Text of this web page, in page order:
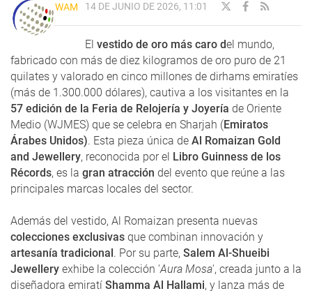
WAM 14 DE JUNIO DE 2026, 11:01
El vestido de oro más caro del mundo,
fabricado con más de diez kilogramos de oro puro de 21
quilates y valorado en cinco millones de dirhams emiratíes
(más de 1.300.000 dólares), cautiva a los visitantes en la
57 edición de la Feria de Relojería y Joyería de Oriente
Medio (WJMES) que se celebra en Sharjah (Emiratos
Árabes Unidos). Esta pieza única de Al Romaizan Gold
and Jewellery, reconocida por el Libro Guinness de los
Récords, es la gran atracción del evento que reúne a las
principales marcas locales del sector.
Además del vestido, Al Romaizan presenta nuevas
colecciones exclusivas que combinan innovación y
artesanía tradicional. Por su parte, Salem Al-Shueibi
Jewellery exhibe la colección 'Aura Mosa', creada junto a la
diseñadora emiratí Shamma Al Hallami, y lanza más de